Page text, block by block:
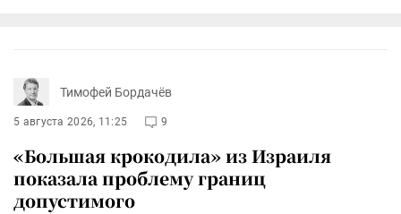
Тимофей Бордачёв
5 августа 2026, 11:25 9
«Большая крокодила» из Израиля
показала проблему границ
допустимого